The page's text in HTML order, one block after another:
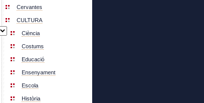
Cervantes
CULTURA
Ciència
Costums
Educació
Ensenyament
Escola
Història